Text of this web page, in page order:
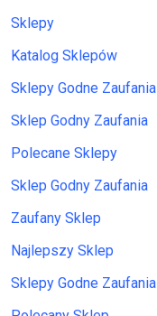
Sklepy
Katalog Sklepów
Sklepy Godne Zaufania
Sklep Godny Zaufania
Polecane Sklepy
Sklep Godny Zaufania
Zaufany Sklep
Najlepszy Sklep
Sklepy Godne Zaufania